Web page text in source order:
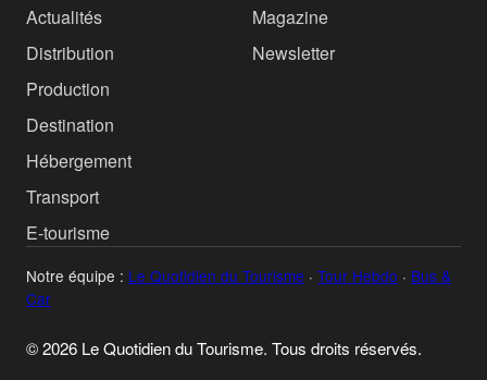
Actualités
Distribution
Production
Destination
Hébergement
Transport
E-tourisme
Magazine
Newsletter
Notre équipe : Le Quotidien du Tourisme · Tour Hebdo · Bus &
Car
© 2026 Le Quotidien du Tourisme. Tous droits réservés.